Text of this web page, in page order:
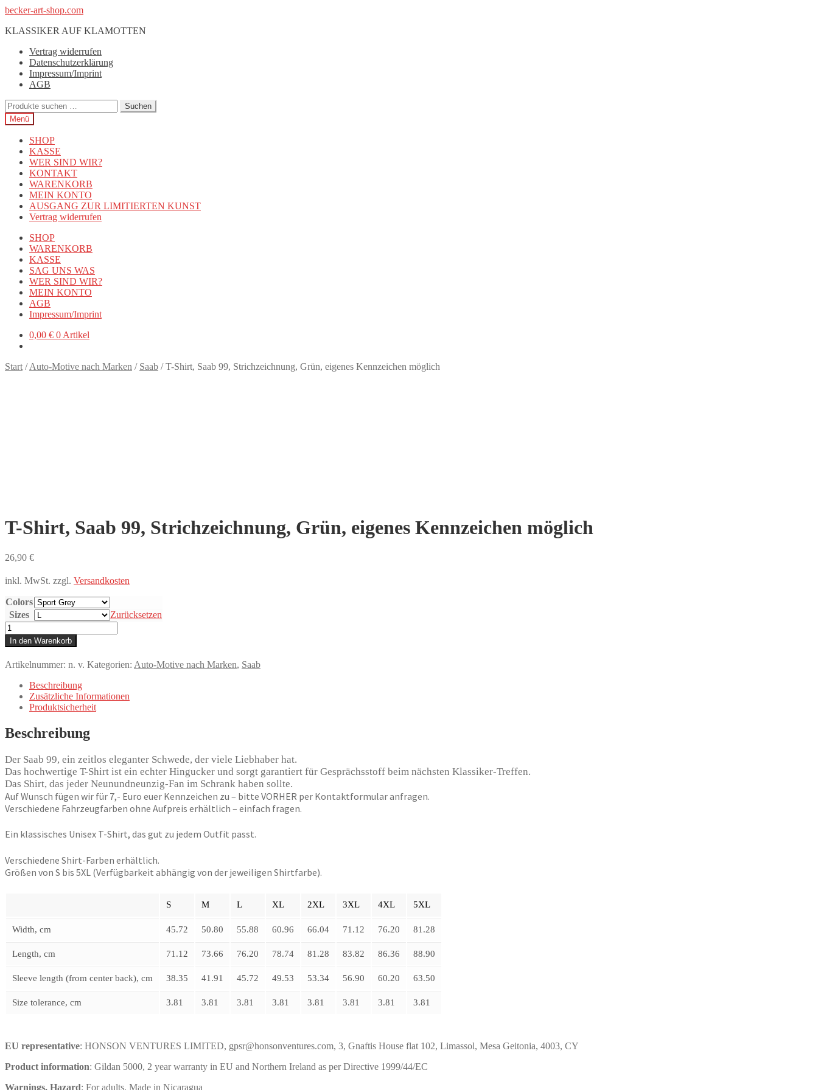
Zur
springen
Zum
springen
becker-art-shop.com
KLASSIKER AUF KLAMOTTEN
Vertrag widerrufen
Datenschutzerklärung
Impressum/Imprint
AGB
Suchen
nach:
Suchen
Menü
SHOP
KASSE
WER SIND WIR?
KONTAKT
WARENKORB
MEIN KONTO
AUSGANG ZUR LIMITIERTEN KUNST
Vertrag widerrufen
SHOP
WARENKORB
KASSE
SAG UNS WAS
WER SIND WIR?
MEIN KONTO
AGB
Impressum/Imprint
0,00 € 0 Artikel
Start /Auto-Motive nach Marken / Saab /T-Shirt, Saab 99, Strichzeichnung, Grün, eigenes Kennzeichen möglich
T-Shirt, Saab 99, Strichzeichnung, Grün, eigenes Kennzeichen möglich
26,90 €
inkl. MwSt. zzgl. Versandkosten
Colors
Sizes
Zurücksetzen
T-
Shirt,
Saab
99,
Strichzeichnung,
eigenes
Kennzeichen
möglich
In den Warenkorb
Artikelnummer: n. v. Kategorien: Auto-Motive nach Marken, Saab
Beschreibung
Zusätzliche Informationen
Produktsicherheit
Beschreibung
Der Saab 99, ein zeitlos eleganter Schwede, der viele Liebhaber hat.
Das hochwertige T-Shirt ist ein echter Hingucker und sorgt garantiert für Gesprächsstoff beim nächsten Klassiker-Treffen.
Das Shirt, das jeder Neunundneunzig-Fan im Schrank haben sollte.
Auf Wunsch fügen wir für 7,- Euro euer Kennzeichen zu – bitte VORHER per Kontaktformular anfragen.
Verschiedene Fahrzeugfarben ohne Aufpreis erhältlich – einfach fragen.
Ein klassisches Unisex T-Shirt, das gut zu jedem Outfit passt.
Verschiedene Shirt-Farben erhältlich.
Größen von S bis 5XL (Verfügbarkeit abhängig von der jeweiligen Shirtfarbe).
S M L XL 2XL 3XL 4XL 5XL
Width, cm 45.72 50.80 55.88 60.96 66.04 71.12 76.20 81.28
Length, cm 71.12 73.66 76.20 78.74 81.28 83.82 86.36 88.90
Sleeve length (from center back), cm 38.35 41.91 45.72 49.53 53.34 56.90 60.20 63.50
Size tolerance, cm 3.81 3.81 3.81 3.81 3.81 3.81 3.81 3.81
EU representative: HONSON VENTURES LIMITED, gpsr@honsonventures.com, 3, Gnaftis House flat 102, Limassol, Mesa Geitonia, 4003, CY
Product information: Gildan 5000, 2 year warranty in EU and Northern Ireland as per Directive 1999/44/EC
Warnings, Hazard: For adults, Made in Nicaragua